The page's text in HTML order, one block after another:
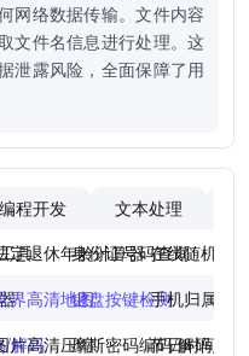
网络数据传输。文件内容
文件名信息进行处理。这
泄露风险，全面保障了用
编程开发 文本处理
具
定退休年龄计算器
身份证号码查询在线随机点
界高清地图键盘按键检测手机归属地
/解码
片高清压缩摩斯密码编码/解码
节日时间倒